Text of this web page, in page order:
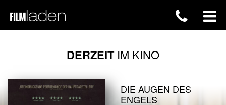
DERZEITIM KINO
DIE AUGEN DES
ENGELS